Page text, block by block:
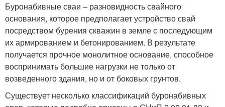
Буронабивные сваи – разновидность свайного
основания, которое предполагает устройство свай
посредством бурения скважин в земле с последующим
их армированием и бетонированием. В результате
получается прочное монолитное основание, способное
воспринимать большие нагрузки не только от
возведенного здания, но и от боковых грунтов.
Существует несколько классификаций буронабивных